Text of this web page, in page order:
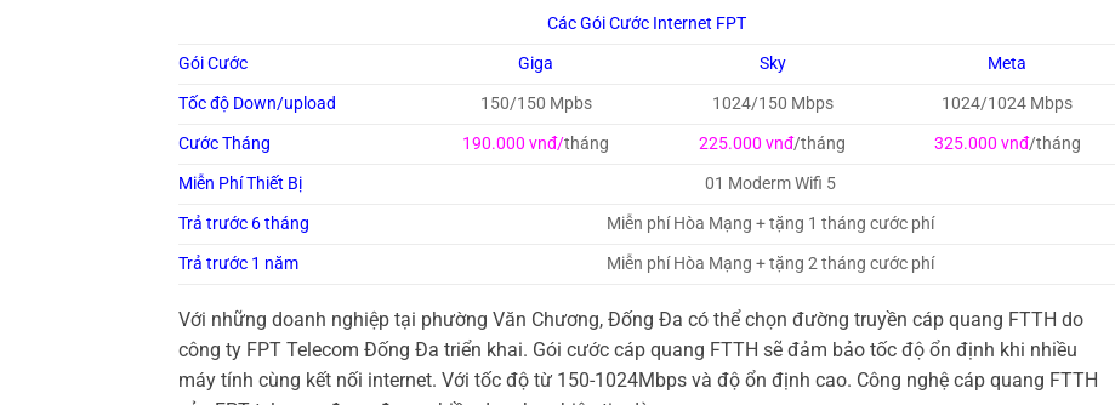
Các Gói Cước Internet FPT
Gói Cước
Giga Sky
Meta
Tốc độ Down/upload
150/150 Mpbs 1024/150 Mbps
1024/1024 Mbps
Cước Tháng
190.000 vnđ/tháng 225.000 vnđ/tháng 325.000 vnđ/tháng
Miễn Phí Thiết Bị
01 Moderm Wifi 5
Trả trước 6 tháng
Miễn phí Hòa Mạng + tặng 1 tháng cước phí
Trả trước 1 năm
Miễn phí Hòa Mạng + tặng 2 tháng cước phí
Với những doanh nghiệp tại phường Văn Chương, Đống Đa có thể chọn đường truyền cáp quang FTTH do
công ty FPT Telecom Đống Đa triển khai. Gói cước cáp quang FTTH sẽ đảm bảo tốc độ ổn định khi nhiều
máy tính cùng kết nối internet. Với tốc độ từ 150-1024Mbps và độ ổn định cao. Công nghệ cáp quang FTTH